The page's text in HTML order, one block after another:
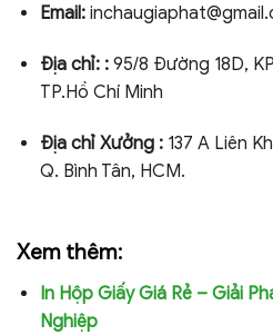
Email:
Địa chỉ::95/8 Đường 18D,
TP.Hồ Chí Minh
Địa chỉ Xưởng :137 A Liên
Q. Bình Tân, HCM.
Xem thêm:
In Hộp Giấy Giá Rẻ – Giải
Nghiệp